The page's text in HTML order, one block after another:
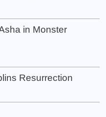
in Monster
Resurrection